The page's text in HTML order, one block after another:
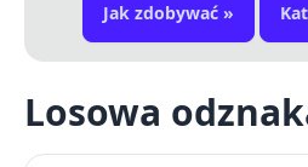
Jak zdobywać »
Losowa